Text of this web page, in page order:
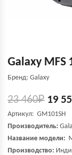
Galaxy MFS
Бренд: Galaxy
23 460₽ 19
Артикул: GM101SH
Производитель:
Название модели:
Производство: